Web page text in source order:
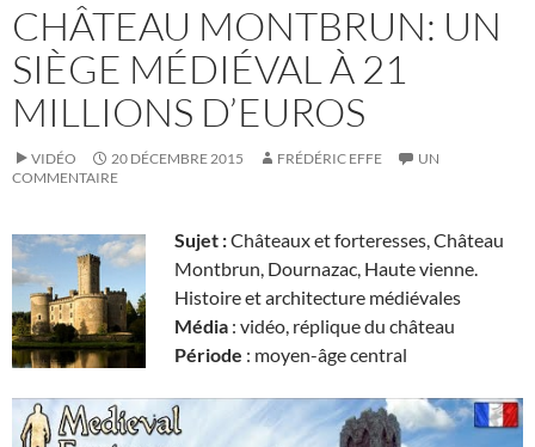
CHÂTEAU MONTBRUN: UN
SIÈGE MÉDIÉVAL À 21
MILLIONS D’EUROS
VIDÉO 20 DÉCEMBRE 2015 FRÉDÉRIC EFFE
UN
COMMENTAIRE
Sujet :Châteaux et forteresses, Château
Montbrun, Dournazac, Haute vienne.
Histoire et architecture médiévales
Média : vidéo, réplique du château
Période : moyen-âge central